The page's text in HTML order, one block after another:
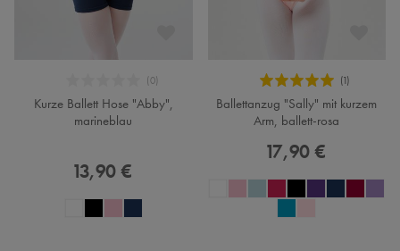
Kurze Ballett Hose "Abby",
marineblau
13,90 €
Ballettanzug "Sally" mit kurzem
Arm, ballett-rosa
17,90 €